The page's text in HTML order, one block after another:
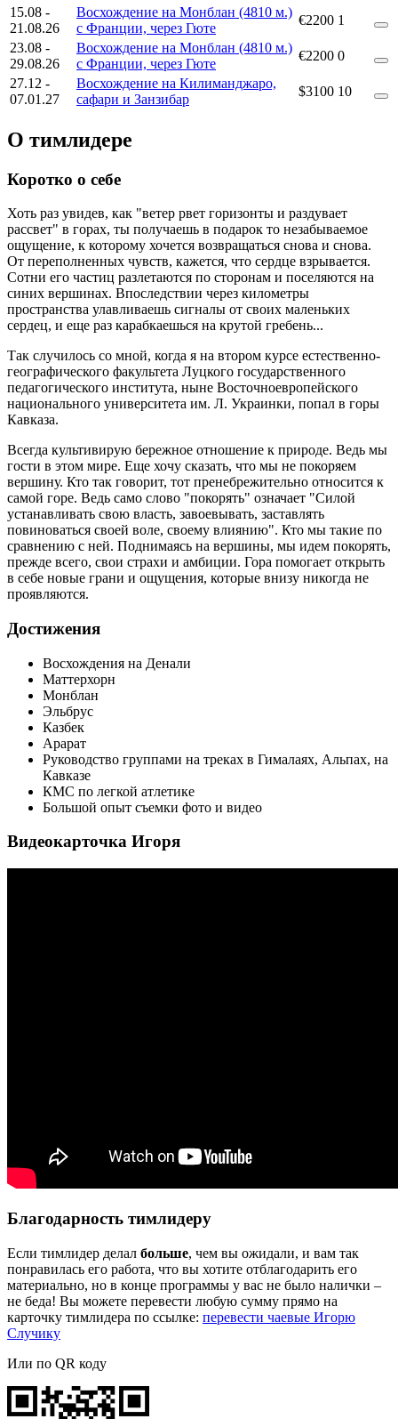
15.08 -
21.08.26
Восхождение на Монблан (4810 м.)
с Франции, через Гюте
€2200 1
23.08 -
29.08.26
Восхождение на Монблан (4810 м.)
с Франции, через Гюте
€2200 0
27.12 -
07.01.27
Восхождение на Килиманджаро,
сафари и Занзибар
$3100 10
О тимлидере
Коротко о себе
Хоть раз увидев, как "ветер рвет горизонты и раздувает
рассвет" в горах, ты получаешь в подарок то незабываемое
ощущение, к которому хочется возвращаться снова и снова.
От переполненных чувств, кажется, что сердце взрывается.
Сотни его частиц разлетаются по сторонам и поселяются на
синих вершинах. Впоследствии через километры
пространства улавливаешь сигналы от своих маленьких
сердец, и еще раз карабкаешься на крутой гребень...
Так случилось со мной, когда я на втором курсе естественно-
географического факультета Луцкого государственного
педагогического института, ныне Восточноевропейского
национального университета им. Л. Украинки, попал в горы
Кавказа.
Всегда культивирую бережное отношение к природе. Ведь мы
гости в этом мире. Еще хочу сказать, что мы не покоряем
вершину. Кто так говорит, тот пренебрежительно относится к
самой горе. Ведь само слово "покорять" означает "Силой
устанавливать свою власть, завоевывать, заставлять
повиноваться своей воле, своему влиянию". Кто мы такие по
сравнению с ней. Поднимаясь на вершины, мы идем покорять,
прежде всего, свои страхи и амбиции. Гора помогает открыть
в себе новые грани и ощущения, которые внизу никогда не
проявляются.
Достижения
Восхождения на Денали
Маттерхорн
Монблан
Эльбрус
Казбек
Арарат
Руководство группами на треках в Гималаях, Альпах, на
Кавказе
КМС по легкой атлетике
Большой опыт съемки фото и видео
Видеокарточка Игоря
Благодарность тимлидеру
Если тимлидер делал больше, чем вы ожидали, и вам так
понравилась его работа, что вы хотите отблагодарить его
материально, но в конце программы у вас не было налички –
не беда! Вы можете перевести любую сумму прямо на
карточку тимлидера по ссылке: перевести чаевые Игорю
Случику
Или по QR коду